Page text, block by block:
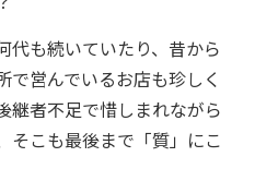
代も続いていたり、昔から
で営んでいるお店も珍しく
継者不足で惜しまれながら
そこも最後まで「質」にこ